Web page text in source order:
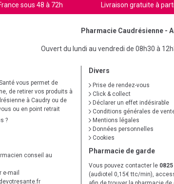
sous 48 à 72h Livraison gratuite à
Pharmacie Caudrésienne -
Ouvert du lundi au vendredi de 08h30 à
vous permet de
de retirer vos produits à
à Caudry ou de
ou en point retrait
?
conseil au
e-mail
Divers
Prise de rendez-vous
Click & collect
Déclarer un effet indésirable
Conditions générales de
Mentions légales
Données personnelles
Cookies
Pharmacie de garde
Vous pouvez contacter le
(audiotel 0,15€ ttc/min),